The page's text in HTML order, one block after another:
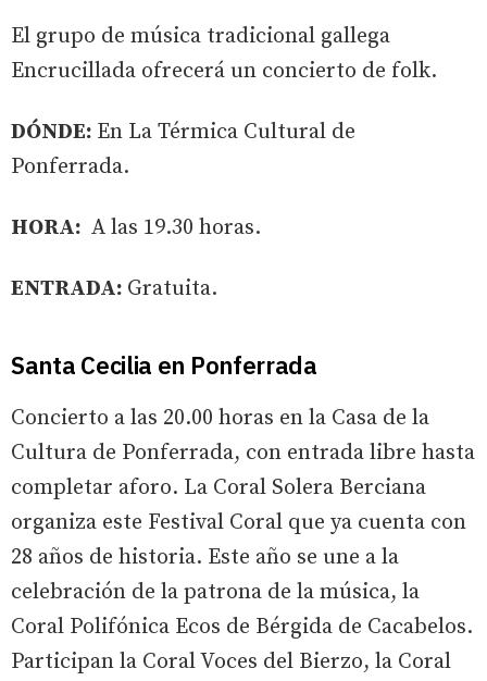
El grupo de música tradicional gallega
Encrucillada ofrecerá un concierto de folk.
DÓNDE: En La Térmica Cultural de
Ponferrada.
HORA: A las 19.30 horas.
ENTRADA: Gratuita.
Santa Cecilia en Ponferrada
Concierto a las 20.00 horas en la Casa de la
Cultura de Ponferrada, con entrada libre hasta
completar aforo. La Coral Solera Berciana
organiza este Festival Coral que ya cuenta con
28 años de historia. Este año se une a la
celebración de la patrona de la música, la
Coral Polifónica Ecos de Bérgida de Cacabelos.
Participan la Coral Voces del Bierzo, la Coral